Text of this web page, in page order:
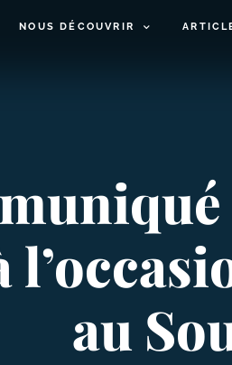
NOUS DÉCOUVRIR
au